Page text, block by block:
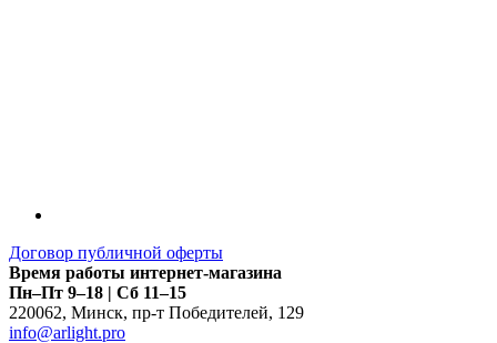
Договор публичной оферты
Время работы интернет-магазина
Пн–Пт 9–18 | Сб 11–15
220062, Минск, пр-т Победителей, 129
info@arlight.pro